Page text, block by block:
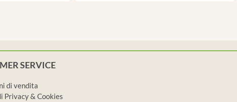
SERVICE
di vendita
Privacy & Cookies